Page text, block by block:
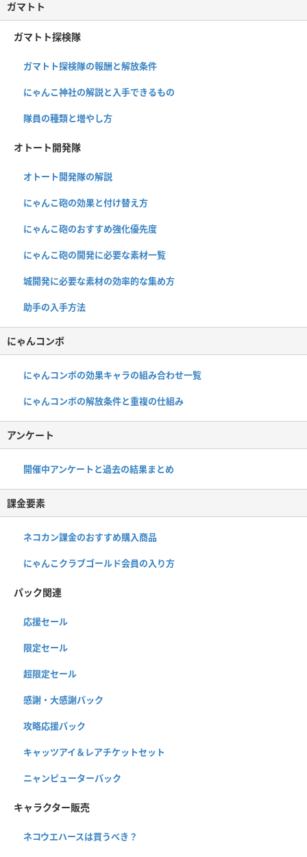
ガマトト
ガマトト探検隊
ガマトト探検隊の報酬と解放条件
にゃんこ神社の解説と入手できるもの
隊員の種類と増やし方
オトート開発隊
オトート開発隊の解説
にゃんこ砲の効果と付け替え方
にゃんこ砲のおすすめ強化優先度
にゃんこ砲の開発に必要な素材一覧
城開発に必要な素材の効率的な集め方
助手の入手方法
にゃんコンボ
にゃんコンボの効果キャラの組み合わせ一覧
にゃんコンボの解放条件と重複の仕組み
アンケート
開催中アンケートと過去の結果まとめ
課金要素
ネコカン課金のおすすめ購入商品
にゃんこクラブゴールド会員の入り方
パック関連
応援セール
限定セール
超限定セール
感謝・大感謝パック
攻略応援パック
キャッツアイ＆レアチケットセット
ニャンピューターパック
キャラクター販売
ネコウエハースは買うべき？